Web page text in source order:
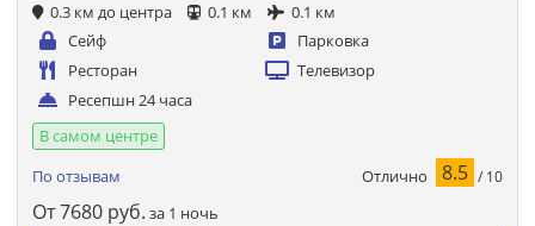
0.3 км до центра 0.1 км
0.1 км
Сейф
Парковка
Ресторан
Телевизор
Ресепшн 24 часа
В самом центре
По отзывам
Отлично 8.5 / 10
От7680 руб. за 1 ночь